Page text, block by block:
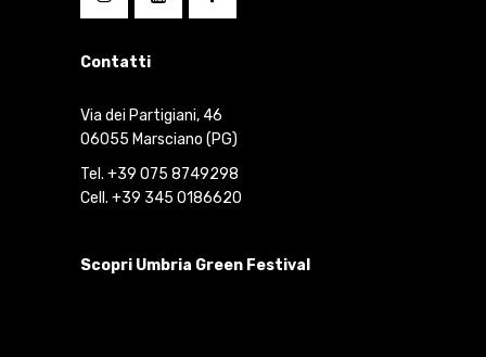
Contatti
Via dei Partigiani, 46
06055 Marsciano (PG)
Tel. +39 075 8749298
Cell. +39 345 0186620
Scopri Umbria Green Festival